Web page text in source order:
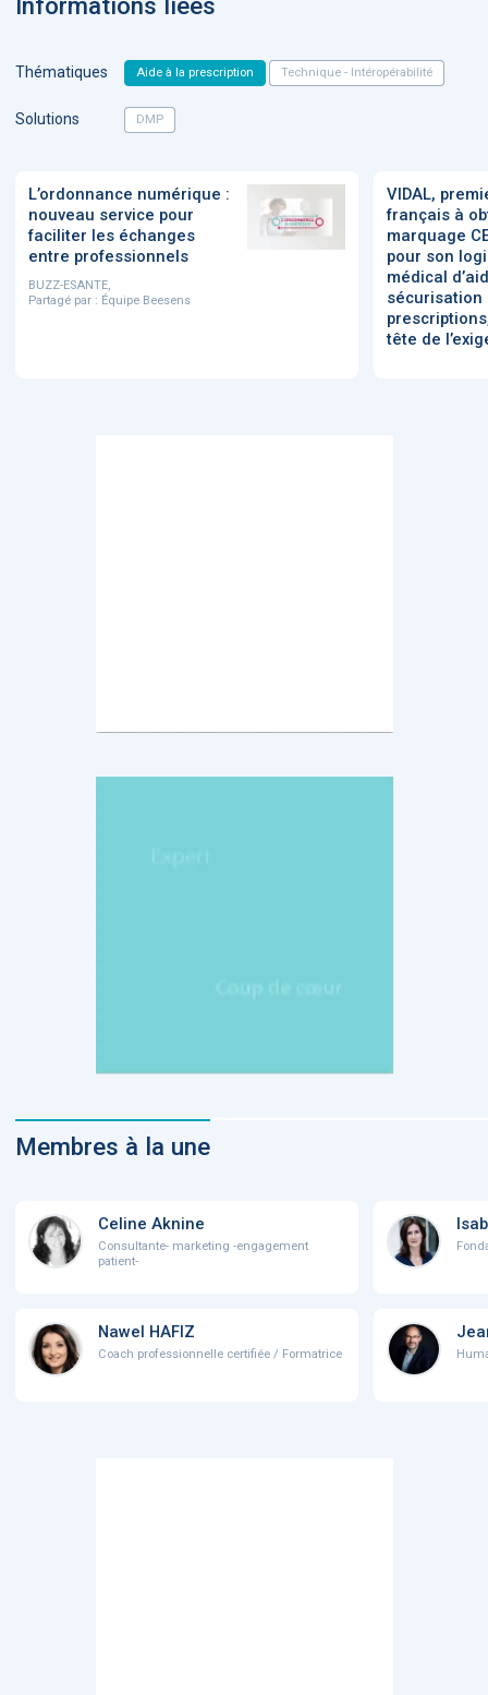
Thématiques Aide à la prescription Technique - Intéropérabilité
Solutions DMP
L’ordonnance numérique :
nouveau service pour
faciliter les échanges
entre professionnels
BUZZ-ESANTE,
Partagé par : Équipe Beesens
VIDAL,
français à
marquage
pour son
médical
sécurisation
tête de
Membres à la une
Celine Aknine
Consultante- marketing -engagement
patient-
Nawel HAFIZ
Coach professionnelle certifiée / Formatrice